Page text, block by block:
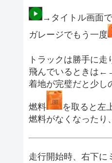
→タイトル画面
ガレージでもう一度
トラックは勝手に
飛んでいるときは
着地が完璧だと少し
燃料
を取ると左
燃料がなくなったり
走行開始時、右下に